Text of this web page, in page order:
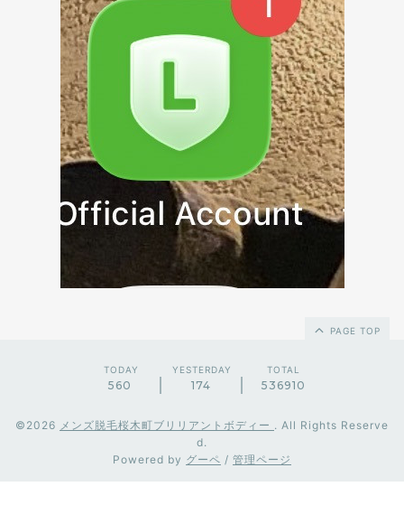
PAGE TOP
TODAY
560
YESTERDAY
174
TOTAL
536910
©2026 メンズ脱毛桜木町ブリリアントボディー . All Rights Reserve
d.
Powered by グーペ / 管理ページ